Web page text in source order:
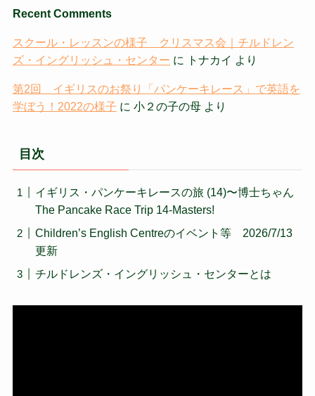
Recent Comments
スクール・レッスンの様子 クリスマス会｜チルドレン
ズ・イングリッシュ・センター に トナカイ より
第2回 イギリスのお祭り「パンケーキレース」で英語を
学ぼう！2022の様子 に 小２の子の母より
目次
イギリス・パンケーキレースの旅 (14)〜博士ちゃん
The Pancake Race Trip 14-Masters!
Children’s English Centreのイベント等 2026/7/13
更新
チルドレンズ・イングリッシュ・センターとは